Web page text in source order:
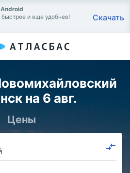
и еще удобнее!
Скачать
на 6 авг.
Цены